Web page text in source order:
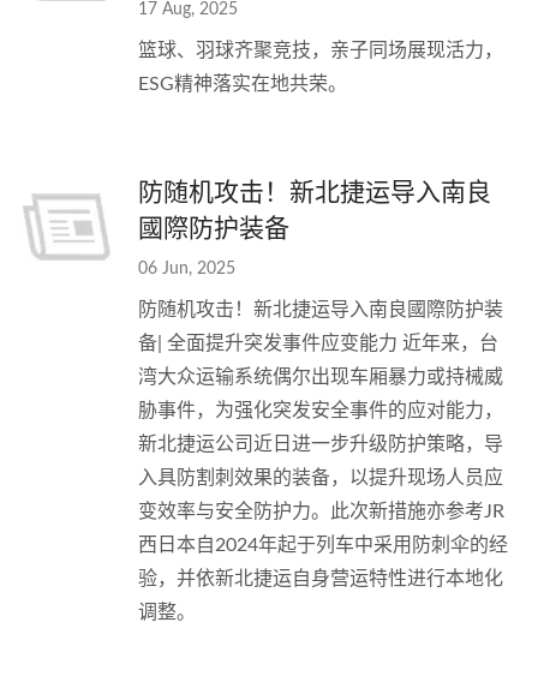
17 Aug, 2025
篮球、羽球齐聚竞技，亲子同场展现活力，
ESG精神落实在地共荣。
防随机攻击！新北捷运导入南良
國際防护装备
06 Jun, 2025
防随机攻击！新北捷运导入南良國際防护装
备| 全面提升突发事件应变能力 近年来，台
湾大众运输系统偶尔出现车厢暴力或持械威
胁事件，为强化突发安全事件的应对能力，
新北捷运公司近日进一步升级防护策略，导
入具防割刺效果的装备，以提升现场人员应
变效率与安全防护力。此次新措施亦参考JR
西日本自2024年起于列车中采用防刺伞的经
验，并依新北捷运自身营运特性进行本地化
调整。